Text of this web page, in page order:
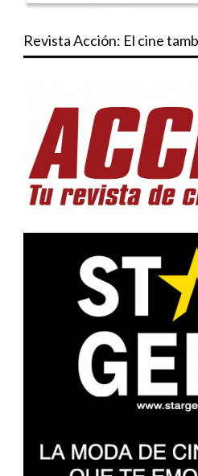
Revista Acción: El cine